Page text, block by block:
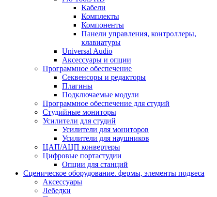
Кабели
Комплекты
Компоненты
Панели управления, контроллеры,
клавиатуры
Universal Audio
Аксессуары и опции
Программное обеспечение
Cеквенсоры и редакторы
Плагины
Подключаемые модули
Программное обеспечение для студий
Студийные мониторы
Усилители для студий
Усилители для мониторов
Усилители для наушников
ЦАП/АЦП конвертеры
Цифровые портастудии
Опции для станций
Сценическое оборудование. фермы, элементы подвеса
Аксессуары
Лебедки